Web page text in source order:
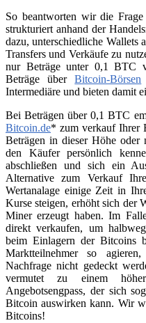
So beantworten wir die
strukturiert anhand der
dazu, unterschiedliche Wallets
Transfers und Verkäufe zu
nur Beträge unter 0,1 BTC
Beträge überBitcoin-Börsen
Intermediäre und bieten damit
Bei Beträgen über 0,1 BTC
Bitcoin.de* zum verkauf Ihrer
Beträgen in dieser Höhe oder
den Käufer persönlich
abschließen und sich ein
Alternative zum Verkauf
Wertanalage einige Zeit in
Kurse steigen, erhöht sich der
Miner erzeugt haben. Im
direkt verkaufen, um
beim Einlagern der Bitcoins
Marktteilnehmer so
Nachfrage nicht gedeckt
vermutet zu einem
Angebotsengpass, der sich
Bitcoin auswirken kann. Wir
Bitcoins!